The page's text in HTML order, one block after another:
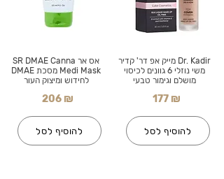
אס אר SR DMAE Canna
Medi Mask מסכת DMAE
לחידוש ומיצוק העור
206 ₪
להוסיף לסל
Dr. Kadir מייק אפ דר' קדיר
משי נוזלי 6 גוונים לכיסוי
מושלם וגימור טבעי
177 ₪
להוסיף לסל